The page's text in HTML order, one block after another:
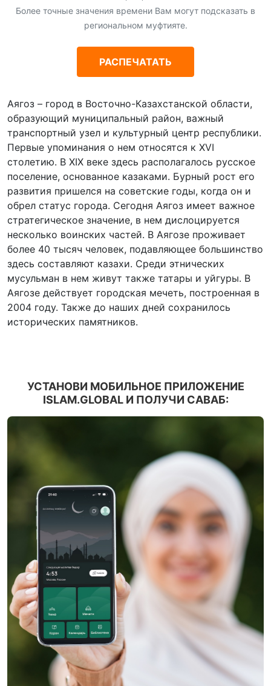
Более точные значения времени Вам могут подсказать в
региональном муфтияте.
РАСПЕЧАТАТЬ
Аягоз – город в Восточно-Казахстанской области,
образующий муниципальный район, важный
транспортный узел и культурный центр республики.
Первые упоминания о нем относятся к XVI
столетию. В XIX веке здесь располагалось русское
поселение, основанное казаками. Бурный рост его
развития пришелся на советские годы, когда он и
обрел статус города. Сегодня Аягоз имеет важное
стратегическое значение, в нем дислоцируется
несколько воинских частей. В Аягозе проживает
более 40 тысяч человек, подавляющее большинство
здесь составляют казахи. Среди этнических
мусульман в нем живут также татары и уйгуры. В
Аягозе действует городская мечеть, построенная в
2004 году. Также до наших дней сохранилось
исторических памятников.
УСТАНОВИ МОБИЛЬНОЕ ПРИЛОЖЕНИЕ
ISLAM.GLOBAL И ПОЛУЧИ САВАБ: